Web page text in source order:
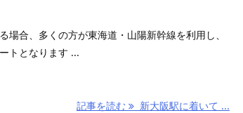
場合、多くの方が東海道・山陽新幹線を利用し、
トとなります ...
記事を読む 新大阪駅に着いて ...